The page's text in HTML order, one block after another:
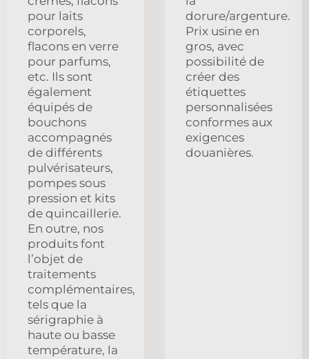
pour laits
corporels,
flacons en verre
pour parfums,
etc. Ils sont
également
équipés de
bouchons
accompagnés
de différents
pulvérisateurs,
pompes sous
pression et kits
de quincaillerie.
En outre, nos
produits font
l’objet de
traitements
complémentaires,
tels que la
sérigraphie à
haute ou basse
température, la
dorure/argenture.
Prix usine en
gros, avec
possibilité de
créer des
étiquettes
personnalisées
conformes aux
exigences
douanières.